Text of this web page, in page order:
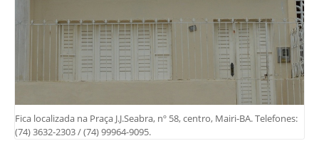
Fica localizada na Praça J.J.Seabra, nº 58, centro, Mairi-BA. Telefones:
(74) 3632-2303 / (74) 99964-9095.